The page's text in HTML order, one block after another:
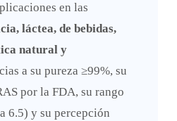
en las
láctea, de bebidas,
natural y
a su pureza ≥99%, su
por la FDA, su rango
6.5) y su percepción